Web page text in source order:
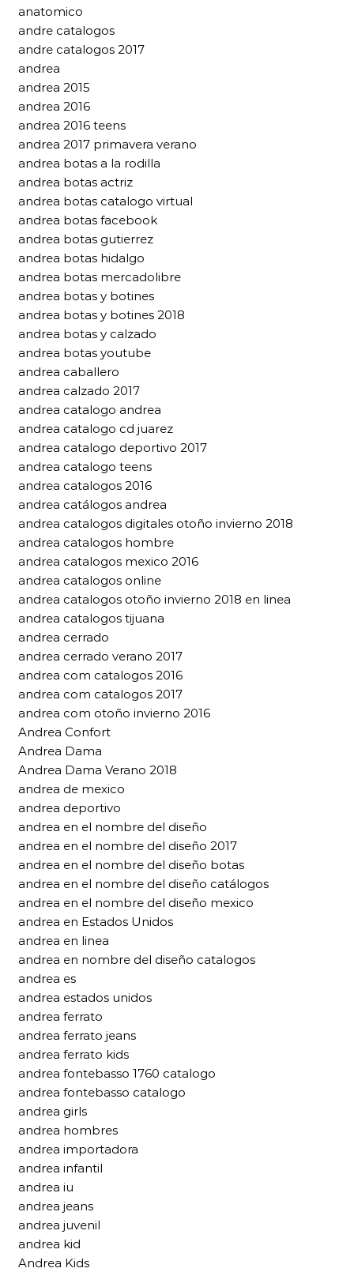
anatomico
andre catalogos
andre catalogos 2017
andrea
andrea 2015
andrea 2016
andrea 2016 teens
andrea 2017 primavera verano
andrea botas a la rodilla
andrea botas actriz
andrea botas catalogo virtual
andrea botas facebook
andrea botas gutierrez
andrea botas hidalgo
andrea botas mercadolibre
andrea botas y botines
andrea botas y botines 2018
andrea botas y calzado
andrea botas youtube
andrea caballero
andrea calzado 2017
andrea catalogo andrea
andrea catalogo cd juarez
andrea catalogo deportivo 2017
andrea catalogo teens
andrea catalogos 2016
andrea catálogos andrea
andrea catalogos digitales otoño invierno 2018
andrea catalogos hombre
andrea catalogos mexico 2016
andrea catalogos online
andrea catalogos otoño invierno 2018 en linea
andrea catalogos tijuana
andrea cerrado
andrea cerrado verano 2017
andrea com catalogos 2016
andrea com catalogos 2017
andrea com otoño invierno 2016
Andrea Confort
Andrea Dama
Andrea Dama Verano 2018
andrea de mexico
andrea deportivo
andrea en el nombre del diseño
andrea en el nombre del diseño 2017
andrea en el nombre del diseño botas
andrea en el nombre del diseño catálogos
andrea en el nombre del diseño mexico
andrea en Estados Unidos
andrea en linea
andrea en nombre del diseño catalogos
andrea es
andrea estados unidos
andrea ferrato
andrea ferrato jeans
andrea ferrato kids
andrea fontebasso 1760 catalogo
andrea fontebasso catalogo
andrea girls
andrea hombres
andrea importadora
andrea infantil
andrea iu
andrea jeans
andrea juvenil
andrea kid
Andrea Kids